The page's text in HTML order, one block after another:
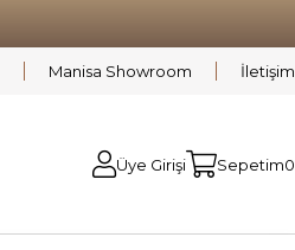
Manisa Showroom İletişim
Üye Girişi Sepetim0